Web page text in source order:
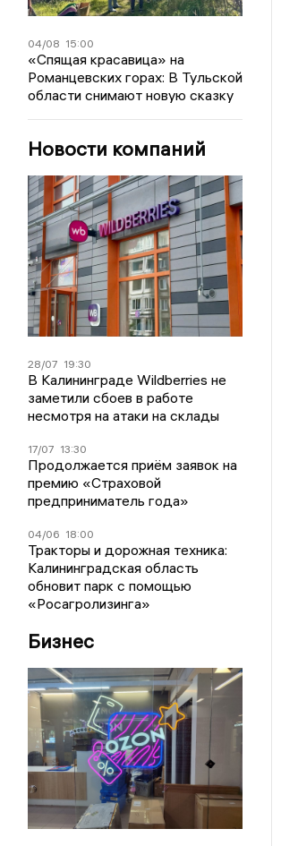
04/08 15:00
«Спящая красавица» на
Романцевских горах: В Тульской
области снимают новую сказку
Новости компаний
28/07 19:30
В Калининграде Wildberries не
заметили сбоев в работе
несмотря на атаки на склады
17/07 13:30
Продолжается приём заявок на
премию «Страховой
предприниматель года»
04/06 18:00
Тракторы и дорожная техника:
Калининградская область
обновит парк с помощью
«Росагролизинга»
Бизнес